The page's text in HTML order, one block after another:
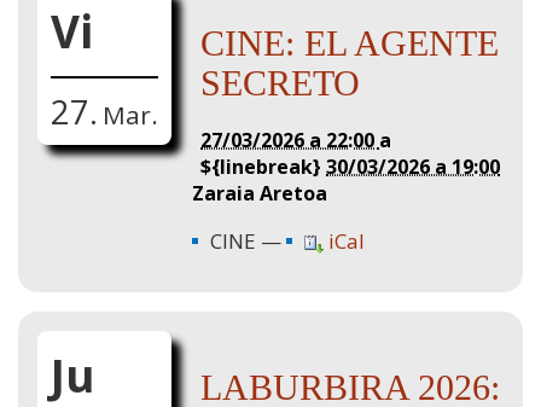
Vi
27. Mar.
CINE: EL AGENTE
SECRETO
27/03/2026 a 22:00 a
${linebreak}30/03/2026 a 19:00
Zaraia Aretoa
CINE iCal
Ju
LABURBIRA 2026: